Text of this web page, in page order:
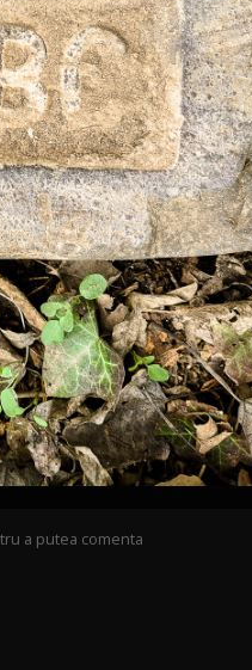
a putea comenta